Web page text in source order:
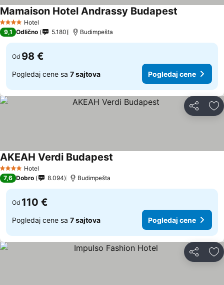
4 ZvezdiceHotel
Mamaison Hotel Andrassy Budapest
9,1 Odlično 5.180 Budimpešta
Od 98 €
Pogledaj cene sa 7 sajtova Pogledaj cene
Deli
4 ZvezdiceHotel
AKEAH Verdi Budapest
7,6 Dobro 8.094 Budimpešta
Od 110 €
Pogledaj cene sa 7 sajtova Pogledaj cene
Deli